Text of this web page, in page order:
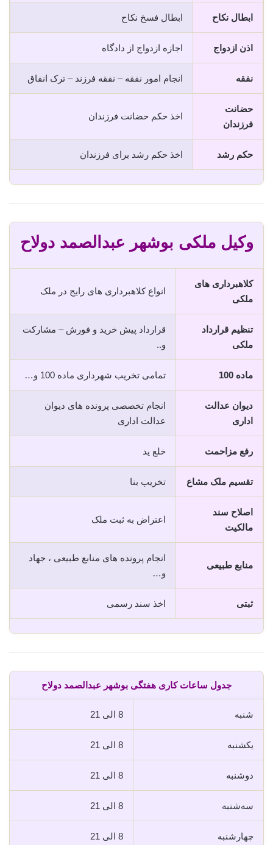
ابطال نکاح ابطال فسخ نکاح
اذن ازدواج اجازه ازدواج از دادگاه
نفقه انجام امور نفقه – نفقه فرزند – ترک انفاق
حضانت
فرزندان
اخذ حکم حضانت فرزندان
حکم رشد اخذ حکم رشد برای فرزندان
وکیل ملکی بوشهر عبدالصمد دولاح
کلاهبرداری های
ملکی
انواع کلاهبرداری های رایج در ملک
تنظیم قرارداد
ملکی
قرارداد پیش خرید و فورش – مشارکت
و..
ماده 100 تمامی تخریب شهرداری ماده 100 و…
دیوان عدالت
اداری
انجام تخصصی پرونده های دیوان
عدالت اداری
رفع مزاحمت خلع ید
تقسیم ملک مشاع تخریب بنا
اصلاح سند
مالکیت
اعتراض به ثبت ملک
منابع طبیعی
انجام پرونده های منابع طبیعی ، جهاد
و…
ثبتی اخذ سند رسمی
جدول ساعات کاری هفتگی بوشهر عبدالصمد دولاح
شنبه 8 الی 21
یکشنبه 8 الی 21
دوشنبه 8 الی 21
سه‌شنبه 8 الی 21
چهارشنبه 8 الی 21